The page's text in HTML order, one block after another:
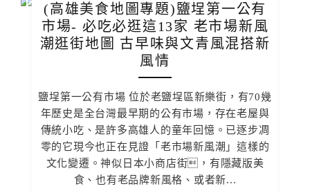
(高雄美食地圖專題)鹽埕第一公有
市場- 必吃必逛這13家 老市場新風
潮逛街地圖 古早味與文青風混搭新
風情
鹽埕第一公有市場 位於老鹽埕區新樂街，有70幾
年歷史是全台灣最早期的公有市場，存在老屋與
傳統小吃、是許多高雄人的童年回憶。已逐步凋
零的它現今也正在見證「老市場新風潮」這樣的
文化變遷。神似日本小商店街，有隱藏版美
食、也有老品牌新風格、或者新...